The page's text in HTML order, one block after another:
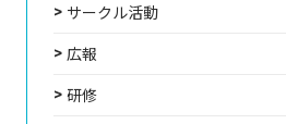
サークル活動
広報
研修